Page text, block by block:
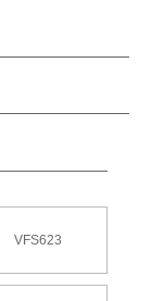
VFS623